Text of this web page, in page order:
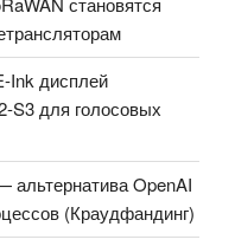
Ink дисплей
S3 для голосовых
альтернатива OpenAI
(Краудфандинг)